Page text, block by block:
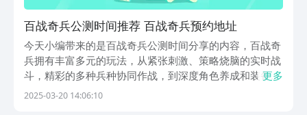
百战奇兵公测时间推荐 百战奇兵预约地址
今天小编带来的是百战奇兵公测时间分享的内容，百战奇
兵拥有丰富多元的玩法，从紧张刺激、策略烧脑的实时战
斗，精彩的多种兵种协同作战，到深度角色养成和装备打
造都充满了个性化十足的玩法，接下来小编就和大家一起
更多
2025-03-20 14:06:10